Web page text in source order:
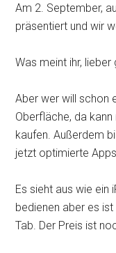
Am 2. September,
präsentiert und wir
Was meint ihr,
Aber wer will schon
Oberfläche, da
kaufen. Außerdem
jetzt optimierte
Es sieht aus wie ein
bedienen aber es
Tab. Der Preis ist